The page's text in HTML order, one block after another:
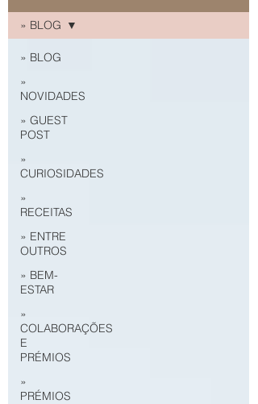
» BLOG
»
NOVIDADES
» GUEST
POST
»
CURIOSIDADES
»
RECEITAS
» ENTRE
OUTROS
» BEM-
ESTAR
»
COLABORAÇÕES
E
PRÉMIOS
»
PRÉMIOS
» BLOG